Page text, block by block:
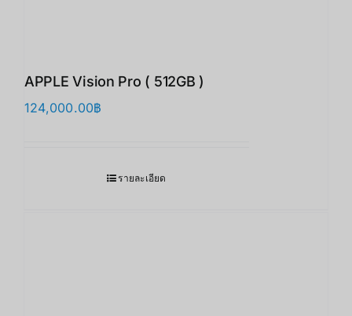
APPLE Vision Pro ( 512GB )
124,000.00฿
รายละเอียด